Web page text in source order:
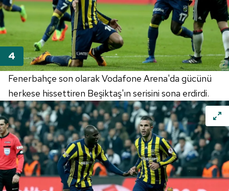
Fenerbahçe son olarak Vodafone Arena'da gücünü
herkese hissettiren Beşiktaş'ın serisini sona erdirdi.